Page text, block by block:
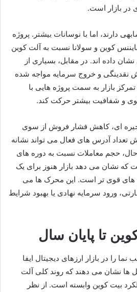
در بازار است.
دارند، اما با نوسانات بیشتر. پروژه
کوین و سولانا نسبت به آلت کوین
داده اند. در مقابل، بسیاری از
نقدینگی و خروج سرمایه مواجه شده
بازار به سمت پروژه هایی با
و شفافیت بیشتر حرکت کند.
ای، کاهش فشار فروش از سوی
تعداد آدرس های فعال می تواند نشانه
حجم معاملات نسبت به دوره های
که نشان می دهد بازار هنوز برای یک
های قوی تر است. این محرک ها می
ورود سرمایه نهادی یا بهبود شرایط
تا پایان سال
را در بازار ارزهای دیجیتال ایفا
ها نشان می دهند که روند کلی آلت
بیت کوین وابسته است. از نظر